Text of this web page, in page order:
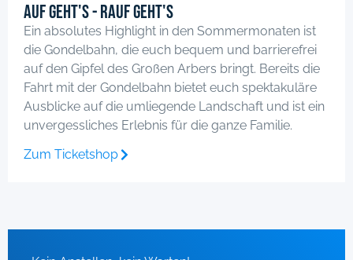
Auf geht's - rauf geht's
Ein absolutes Highlight in den Sommermonaten ist
die Gondelbahn, die euch bequem und barrierefrei
auf den Gipfel des Großen Arbers bringt. Bereits die
Fahrt mit der Gondelbahn bietet euch spektakuläre
Ausblicke auf die umliegende Landschaft und ist ein
unvergessliches Erlebnis für die ganze Familie.
Zum Ticketshop